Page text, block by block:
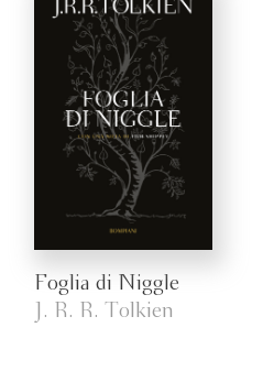
Foglia di Niggle
J. R. R. Tolkien